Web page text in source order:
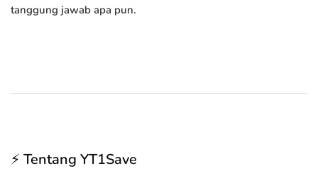
tanggung jawab apa pun.
⚡ Tentang YT1Save